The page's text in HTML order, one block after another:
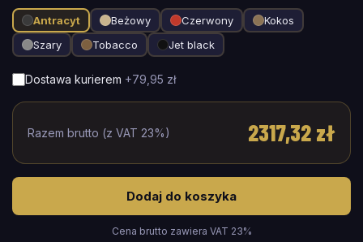
Antracyt Beżowy Czerwony
Kokos
Szary
Tobacco Jet black
Dostawa kurierem +79,95 zł
Razem brutto (z VAT 23%) 2317,32 zł
Dodaj do koszyka
Cena brutto zawiera VAT 23%